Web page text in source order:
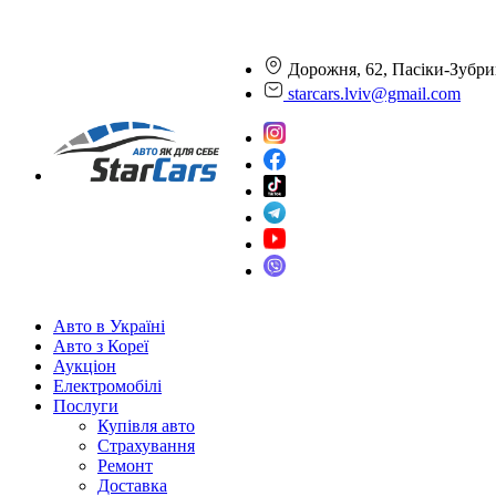
Дорожня, 62, Пасіки-
starcars.lviv@gmail.com
Авто в Україні
Авто з Кореї
Аукціон
Електромобілі
Послуги
Купівля авто
Страхування
Ремонт
Доставка